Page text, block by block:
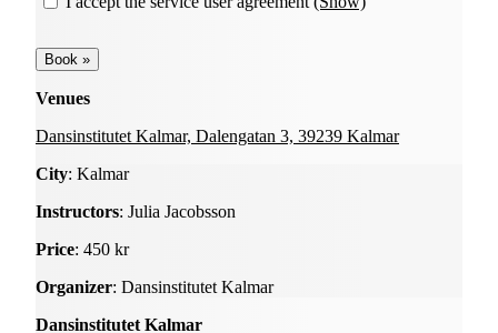
Venues
Dansinstitutet Kalmar, Dalengatan 3, 39239 Kalmar
City: Kalmar
Instructors: Julia Jacobsson
Price: 450 kr
Organizer: Dansinstitutet Kalmar
Dansinstitutet Kalmar